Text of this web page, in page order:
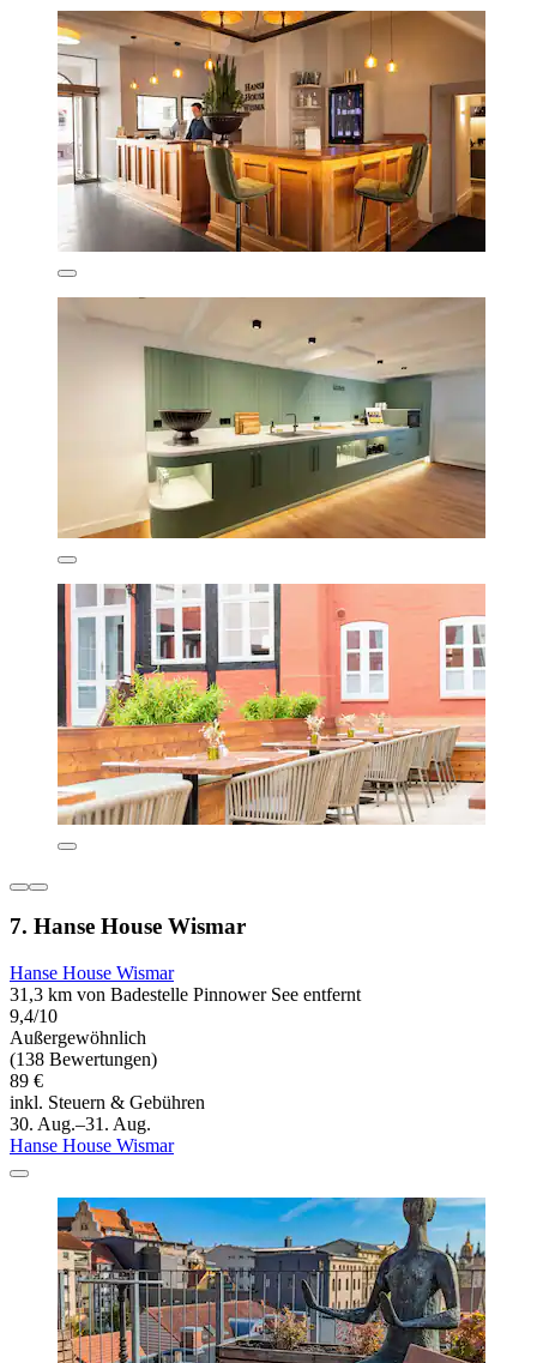
7. Hanse House Wismar
Hanse House Wismar
31,3 km von Badestelle Pinnower See entfernt
9,4/10
Außergewöhnlich
(138 Bewertungen)
89 €
inkl. Steuern & Gebühren
30. Aug.–31. Aug.
Hanse House Wismar